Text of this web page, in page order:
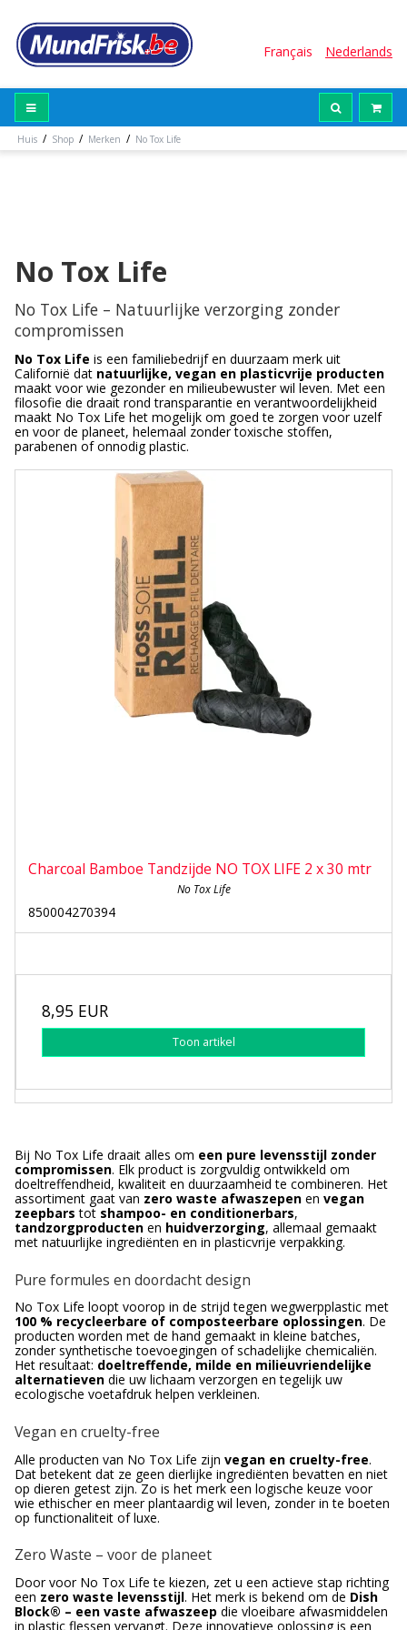
Français Nederlands
Huis / Shop / Merken / No Tox Life
No Tox Life
No Tox Life – Natuurlijke verzorging zonder
compromissen
No Tox Life is een familiebedrijf en duurzaam merk uit
Californië dat natuurlijke, vegan en plasticvrije producten
maakt voor wie gezonder en milieubewuster wil leven. Met een
filosofie die draait rond transparantie en verantwoordelijkheid
maakt No Tox Life het mogelijk om goed te zorgen voor uzelf
en voor de planeet, helemaal zonder toxische stoffen,
parabenen of onnodig plastic.
Charcoal Bamboe Tandzijde NO TOX LIFE 2 x 30 mtr
No Tox Life
850004270394
8,95 EUR
Toon artikel
Bij No Tox Life draait alles om een pure levensstijl zonder
compromissen. Elk product is zorgvuldig ontwikkeld om
doeltreffendheid, kwaliteit en duurzaamheid te combineren. Het
assortiment gaat van zero waste afwaszepen en vegan
zeepbars tot shampoo- en conditionerbars,
tandzorgproducten en huidverzorging, allemaal gemaakt
met natuurlijke ingrediënten en in plasticvrije verpakking.
Pure formules en doordacht design
No Tox Life loopt voorop in de strijd tegen wegwerpplastic met
100 % recycleerbare of composteerbare oplossingen. De
producten worden met de hand gemaakt in kleine batches,
zonder synthetische toevoegingen of schadelijke chemicaliën.
Het resultaat: doeltreffende, milde en milieuvriendelijke
alternatieven die uw lichaam verzorgen en tegelijk uw
ecologische voetafdruk helpen verkleinen.
Vegan en cruelty-free
Alle producten van No Tox Life zijn vegan en cruelty-free.
Dat betekent dat ze geen dierlijke ingrediënten bevatten en niet
op dieren getest zijn. Zo is het merk een logische keuze voor
wie ethischer en meer plantaardig wil leven, zonder in te boeten
op functionaliteit of luxe.
Zero Waste – voor de planeet
Door voor No Tox Life te kiezen, zet u een actieve stap richting
een zero waste levensstijl. Het merk is bekend om de Dish
Block® – een vaste afwaszeep die vloeibare afwasmiddelen
in plastic flessen vervangt. Deze innovatieve oplossing is een